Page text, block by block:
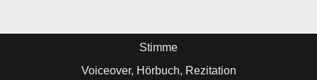
Stimme
Voiceover, Hörbuch, Rezitation